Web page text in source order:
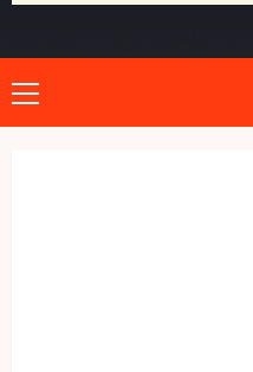
Primary
Menu